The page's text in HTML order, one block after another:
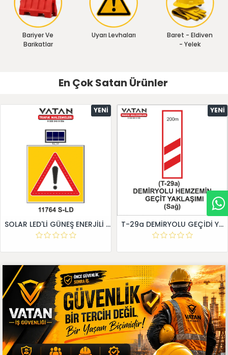
Bariyer Ve
Barikatlar
Uyarı Levhaları
Baret - Eldiven
- Yelek
En Çok Satan Ürünler
YENI
SOLAR LED'Lİ GÜNEŞ ENERJİLİ LEVHA
YENI
T-29a DEMİRYOLU GEÇİDİ YAKLAŞIM LEVHALARI (Sağ)